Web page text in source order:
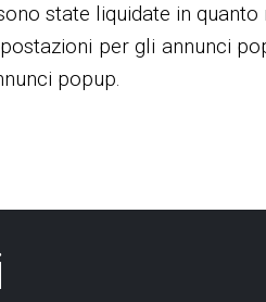
state liquidate in quanto
per gli annunci
popup.